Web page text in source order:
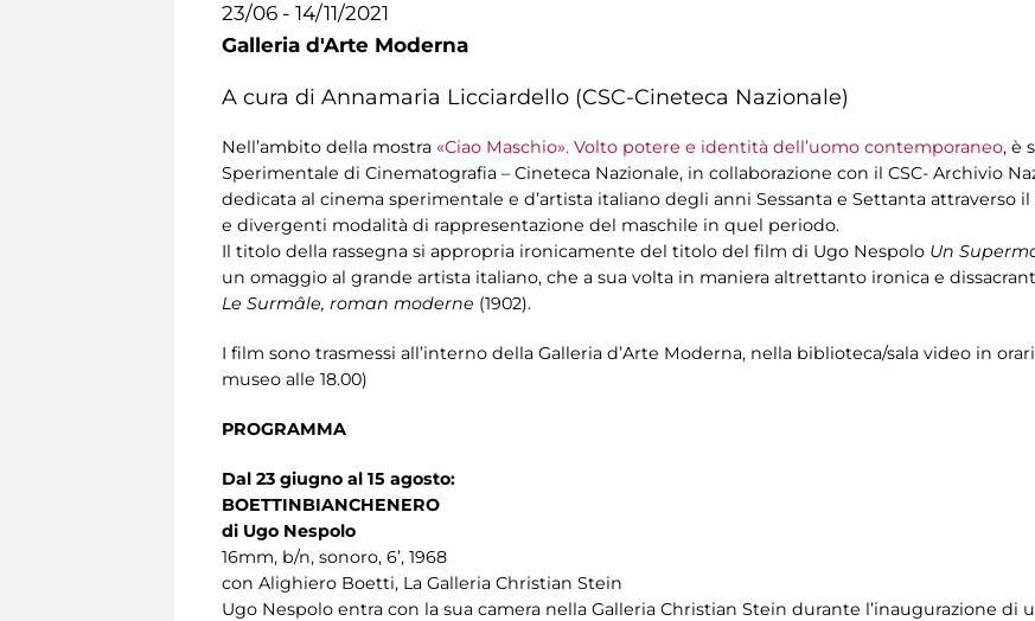
23/06 - 14/11/2021
Galleria d'Arte Moderna
A cura di Annamaria Licciardello (CSC-Cineteca Nazionale)
Nell’ambito della mostra «Ciao Maschio». Volto potere e identità dell’uomo contemporaneo, è
Sperimentale di Cinematografia – Cineteca Nazionale, in collaborazione con il CSC- Archivio
dedicata al cinema sperimentale e d’artista italiano degli anni Sessanta e Settanta
e divergenti modalità di rappresentazione del maschile in quel periodo.
Il titolo della rassegna si appropria ironicamente del titolo del film di Ugo Nespolo Un
un omaggio al grande artista italiano, che a sua volta in maniera altrettanto ironica e
Le Surmâle, roman moderne (1902).
I film sono trasmessi all’interno della Galleria d’Arte Moderna, nella biblioteca/sala video in
museo alle 18.00)
PROGRAMMA
Dal 23 giugno al 15 agosto:
BOETTINBIANCHENERO
di Ugo Nespolo
16mm, b/n, sonoro, 6’, 1968
con Alighiero Boetti, La Galleria Christian Stein
Ugo Nespolo entra con la sua camera nella Galleria Christian Stein durante l’inaugurazione di